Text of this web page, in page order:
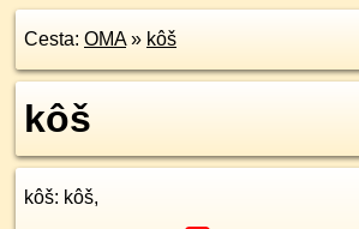
Cesta: OMA» kôš
kôš
kôš: kôš,